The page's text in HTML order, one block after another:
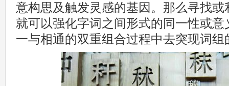
意构思及触发灵感的基因。那么寻找
就可以强化字词之间形式的同一性或
一与相通的双重组合过程中去突现词